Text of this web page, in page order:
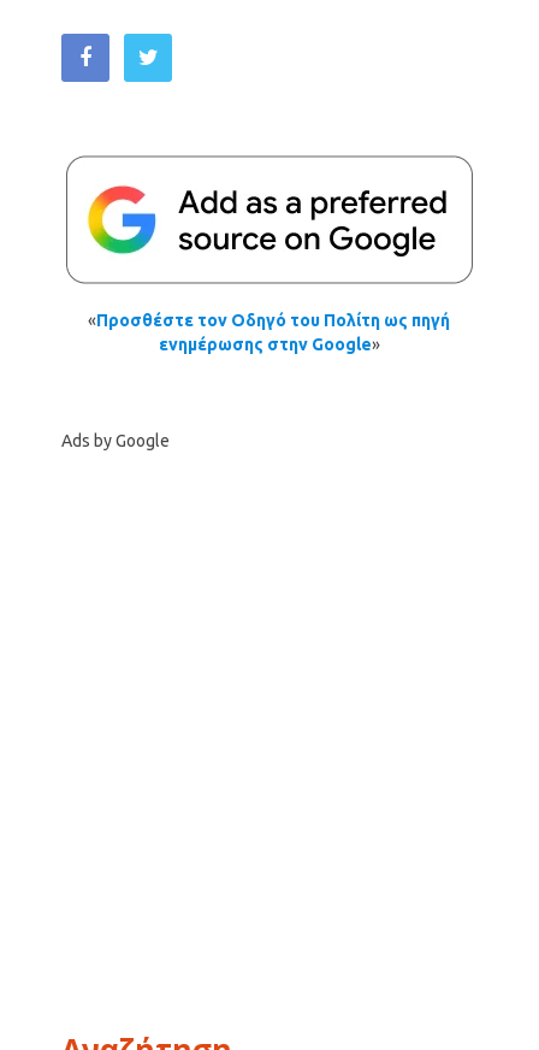
«Προσθέστε τον Οδηγό του Πολίτη ως πηγή
ενημέρωσης στην Google»
Ads by Google